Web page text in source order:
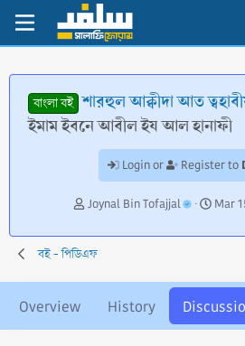
বাংলা বই শারহুল আক্বীদা আত
ইমাম ইবনে আবীল ইয আল হানাফী
Login or Register to
T
r
e
d
Joynal Bin Tofajjal
S
a
d
a
t
Mar
বই - পিডিএফ
Overview History